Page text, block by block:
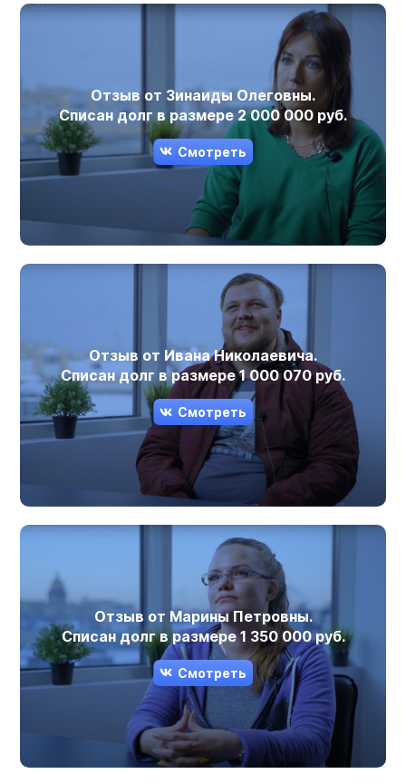
Отзыв от Зинаиды Олеговны.
Списан долг в размере 2 000 000 руб.
Смотреть
Отзыв от Ивана Николаевича.
Списан долг в размере 1 000 070 руб.
Смотреть
Отзыв от Марины Петровны.
Списан долг в размере 1 350 000 руб.
Смотреть